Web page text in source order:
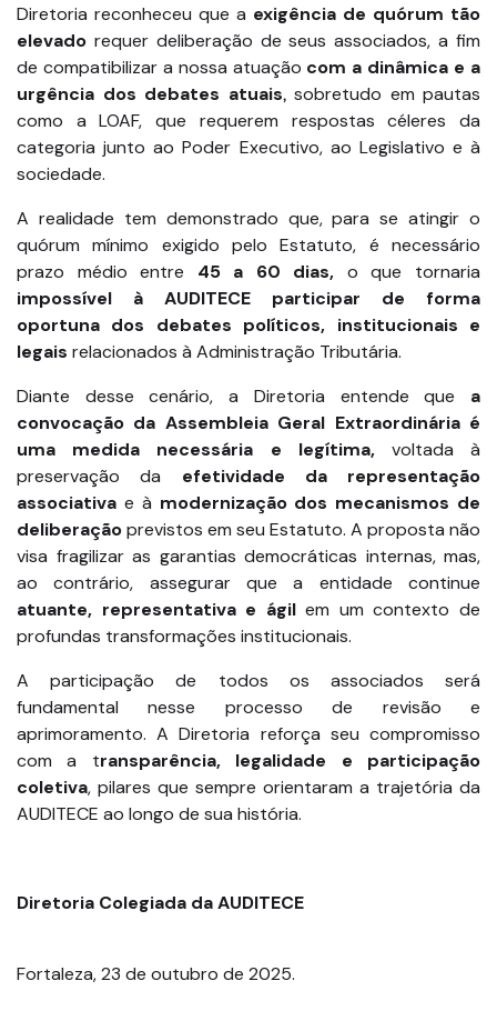
Diretoria reconheceu que a exigência de quórum tão
elevado requer deliberação de seus associados, a fim
de compatibilizar a nossa atuação com a dinâmica e a
urgência dos debates atuais, sobretudo em pautas
como a LOAF, que requerem respostas céleres da
categoria junto ao Poder Executivo, ao Legislativo e à
sociedade.
A realidade tem demonstrado que, para se atingir o
quórum mínimo exigido pelo Estatuto, é necessário
prazo médio entre
45 a 60 dias, o que tornaria
impossível à AUDITECE participar de forma
oportuna dos debates políticos, institucionais e
legais relacionados à Administração Tributária.
Diante desse cenário, a Diretoria entende que
a
convocação da Assembleia Geral Extraordinária é
uma medida necessária e legítima, voltada à
preservação da efetividade da representação
associativa e à modernização dos mecanismos de
deliberaçãoprevistos em seu Estatuto. A proposta não
visa fragilizar as garantias democráticas internas, mas,
ao contrário, assegurar que a entidade continue
atuante, representativa e ágilem um contexto de
profundas transformações institucionais.
A participação de todos os associados será
fundamental nesse processo de revisão e
aprimoramento. A Diretoria reforça seu compromisso
com a transparência, legalidade e participação
coletiva, pilares que sempre orientaram a trajetória da
AUDITECE ao longo de sua história.
Diretoria Colegiada da AUDITECE
Fortaleza, 23 de outubro de 2025.